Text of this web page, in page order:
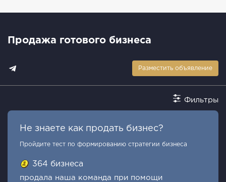
Продажа готового бизнеса
Разместить объявление
Фильтры
Не знаете как продать бизнес?
Пройдите тест по формированию стратегии бизнеса
364 бизнеса
продала наша команда при помощи